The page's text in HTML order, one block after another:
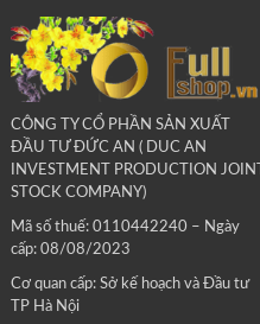
CÔNG TY CỔ PHẦN SẢN XUẤT
ĐẦU TƯ ĐỨC AN ( DUC AN
INVESTMENT PRODUCTION JOINT
STOCK COMPANY)
Mã số thuế: 0110442240 – Ngày
cấp: 08/08/2023
Cơ quan cấp: Sở kế hoạch và Đầu tư
TP Hà Nội